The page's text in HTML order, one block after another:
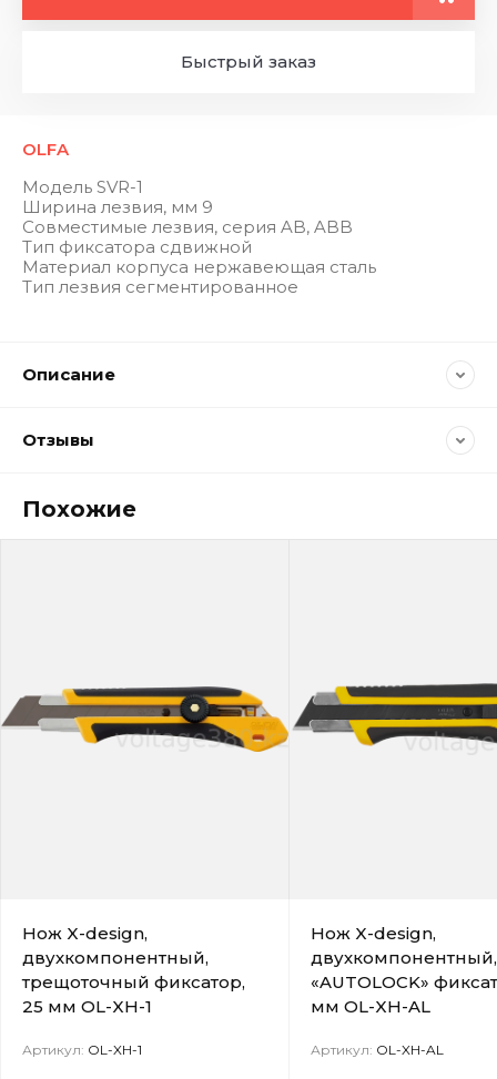
OLFA
Модель SVR-1
Ширина лезвия, мм 9
Совместимые лезвия, серия AB, ABB
Тип фиксатора сдвиж­ной
Материал корпуса не­ржа­ве­ю­щая сталь
Тип лезвия сег­мен­ти­ро­ван­ное
Быстрый заказ
Описание
Отзывы
Похожие
Нож X-design,
двухкомпонентный,
трещоточный фиксатор,
25 мм OL-XH-1
Артикул: OL-XH-1
Нож X-design,
двухкомпонентный,
«AUTOLOCK»
мм OL-XH-AL
Артикул: OL-XH-AL